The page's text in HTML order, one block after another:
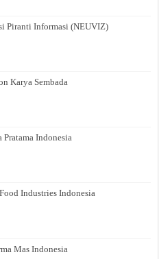
Piranti Informasi (NEUVIZ)
Karya Sembada
Pratama Indonesia
Industries Indonesia
Mas Indonesia